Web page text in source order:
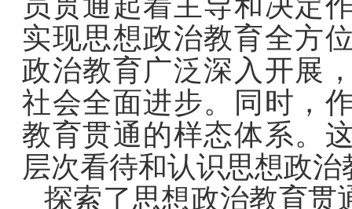
实现思想政治教育全方
政治教育广泛深入开展
社会全面进步。同时，
教育贯通的样态体系。
层次看待和认识思想政
探索了思想政治教育贯